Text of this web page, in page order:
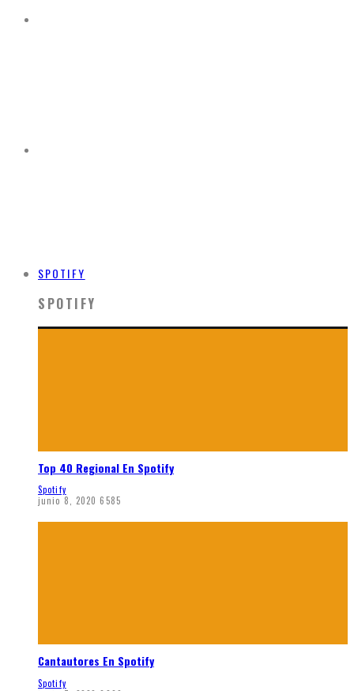
SPOTIFY
SPOTIFY
Top 40 Regional En Spotify
Spotify
junio 8, 2020 6585
Cantautores En Spotify
Spotify